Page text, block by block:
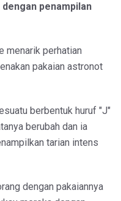
penampilan
menarik perhatian
pakaian astronot
berbentuk huruf "J"
berubah dan ia
tarian intens
dengan pakaiannya